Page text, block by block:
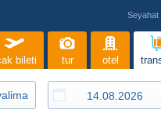
Seyahat
bileti tur otel